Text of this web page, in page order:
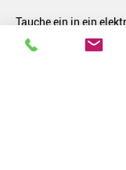
Tauche ein in ein
Sounderlebnis, das
wird!